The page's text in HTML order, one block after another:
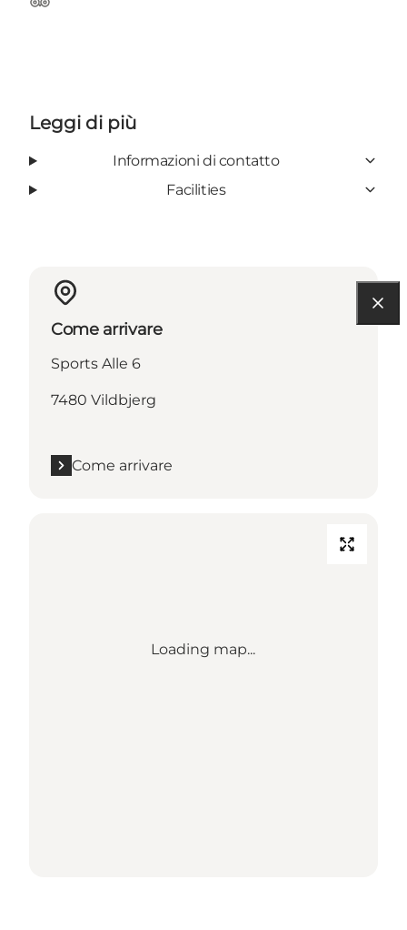
TripAdvisor
Leggi di più
Informazioni di contatto
Facilities
Come arrivare
Sports Alle 6
7480 Vildbjerg
Come arrivare
Loading map...